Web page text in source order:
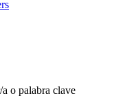
o palabra clave